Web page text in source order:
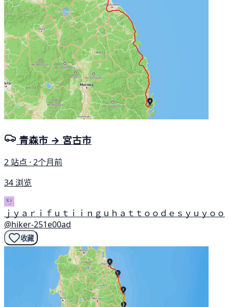
青森市 → 宮古市
2 站点 · 2个月前
34 浏览
ｊｙａｒｉｆｕｔｉｉｎｇｕｈａｔｔｏｏｄｅｓｙｕｙｏｏ
@hiker-251e00ad
收藏